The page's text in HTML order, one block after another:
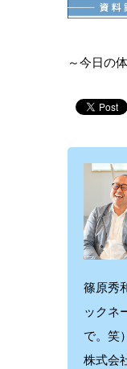
～今日の
篠原秀
ックネ
で。笑）
株式会